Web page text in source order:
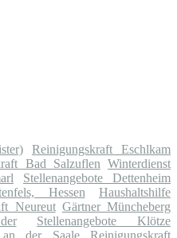
Reinigungskraft Eschlkam
Bad Salzuflen Winterdienst
Stellenangebote Dettenheim
Hessen
Haushaltshilfe
Neureut Gärtner Müncheberg
Stellenangebote Klötze
an der Saale
Reinigungskraft